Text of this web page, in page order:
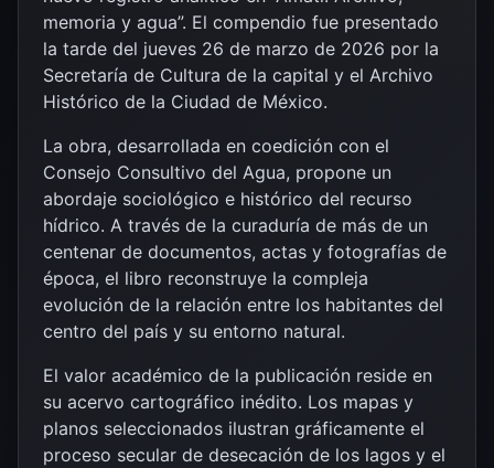
memoria y agua”. El compendio fue presentado
la tarde del jueves 26 de marzo de 2026 por la
Secretaría de Cultura de la capital y el Archivo
Histórico de la Ciudad de México.
La obra, desarrollada en coedición con el
Consejo Consultivo del Agua, propone un
abordaje sociológico e histórico del recurso
hídrico. A través de la curaduría de más de un
centenar de documentos, actas y fotografías de
época, el libro reconstruye la compleja
evolución de la relación entre los habitantes del
centro del país y su entorno natural.
El valor académico de la publicación reside en
su acervo cartográfico inédito. Los mapas y
planos seleccionados ilustran gráficamente el
proceso secular de desecación de los lagos y el